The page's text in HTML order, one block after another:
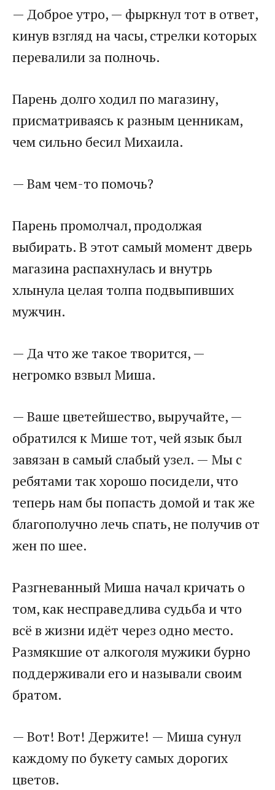
— Доброе утро, — фыркнул тот в ответ,
кинув взгляд на часы, стрелки которых
перевалили за полночь.
Парень долго ходил по магазину,
присматриваясь к разным ценникам,
чем сильно бесил Михаила.
— Вам чем-то помочь?
Парень промолчал, продолжая
выбирать. В этот самый момент дверь
магазина распахнулась и внутрь
хлынула целая толпа подвыпивших
мужчин.
— Да что же такое творится, —
негромко взвыл Миша.
— Ваше цветейшество, выручайте, —
обратился к Мише тот, чей язык был
завязан в самый слабый узел. — Мы с
ребятами так хорошо посидели, что
теперь нам бы попасть домой и так же
благополучно лечь спать, не получив от
жен по шее.
Разгневанный Миша начал кричать о
том, как несправедлива судьба и что
всё в жизни идёт через одно место.
Размякшие от алкоголя мужики бурно
поддерживали его и называли своим
братом.
— Вот! Вот! Держите! — Миша сунул
каждому по букету самых дорогих
цветов.